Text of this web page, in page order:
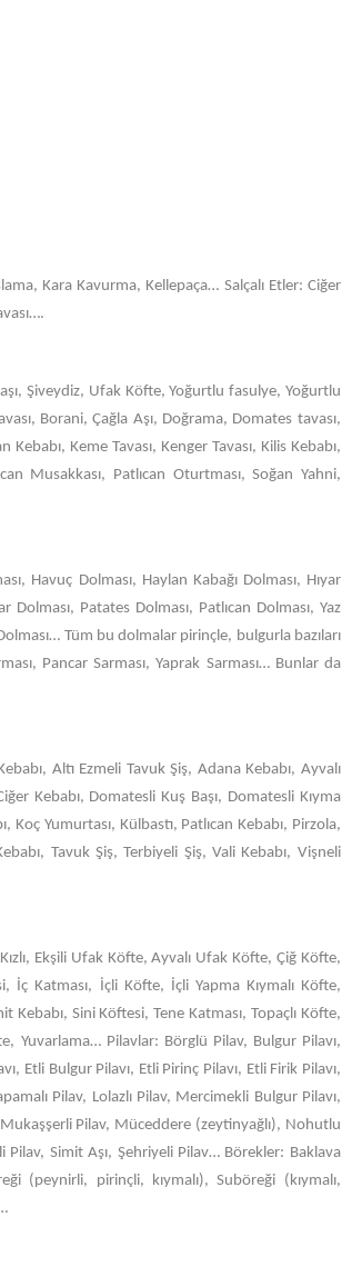
Kara Kavurma, Kellepaça… Salçalı Etler: Ciğer
aşı, Şiveydiz, Ufak Köfte, Yoğurtlu fasulye, Yoğurtlu
Borani, Çağla Aşı, Doğrama, Domates tavası,
Keme Tavası, Kenger Tavası, Kilis Kebabı,
Musakkası, Patlıcan Oturtması, Soğan Yahni,
Havuç Dolması, Haylan Kabağı Dolması, Hıyar
Dolması, Patates Dolması, Patlıcan Dolması, Yaz
Tüm bu dolmalar pirinçle, bulgurla bazıları
Pancar Sarması, Yaprak Sarması… Bunlar da
Altı Ezmeli Tavuk Şiş, Adana Kebabı, Ayvalı
Kebabı, Domatesli Kuş Başı, Domatesli Kıyma
Koç Yumurtası, Külbastı, Patlıcan Kebabı, Pirzola,
Tavuk Şiş, Terbiyeli Şiş, Vali Kebabı, Vişneli
Ekşili Ufak Köfte, Ayvalı Ufak Köfte, Çiğ Köfte,
Katması, İçli Köfte, İçli Yapma Kıymalı Köfte,
Sini Köftesi, Tene Katması, Topaçlı Köfte,
Yuvarlama… Pilavlar: Börglü Pilav, Bulgur Pilavı,
Etli Bulgur Pilavı, Etli Pirinç Pilavı, Etli Firik Pilavı,
Pilav, Lolazlı Pilav, Mercimekli Bulgur Pilavı,
Pilav, Müceddere (zeytinyağlı), Nohutlu
Pilav, Simit Aşı, Şehriyeli Pilav… Börekler: Baklava
(peynirli, pirinçli, kıymalı), Suböreği (kıymalı,